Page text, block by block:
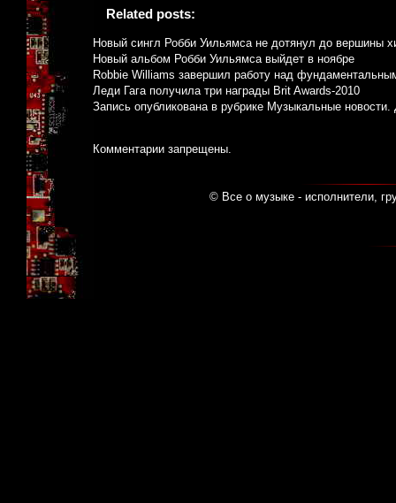
Related posts:
Новый сингл Робби Уильямса не дотянул до вершины
Новый альбом Робби Уильямса выйдет в ноябре
Robbie Williams завершил работу над
Леди Гага получила три награды Brit Awards-2010
Запись опубликована в рубрике Музыкальные новости.
Комментарии запрещены.
© Все о музыке - исполнители,